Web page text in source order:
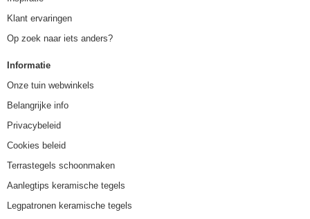
Klant ervaringen
Op zoek naar iets anders?
Informatie
Onze tuin webwinkels
Belangrijke info
Privacybeleid
Cookies beleid
Terrastegels schoonmaken
Aanlegtips keramische tegels
Legpatronen keramische tegels